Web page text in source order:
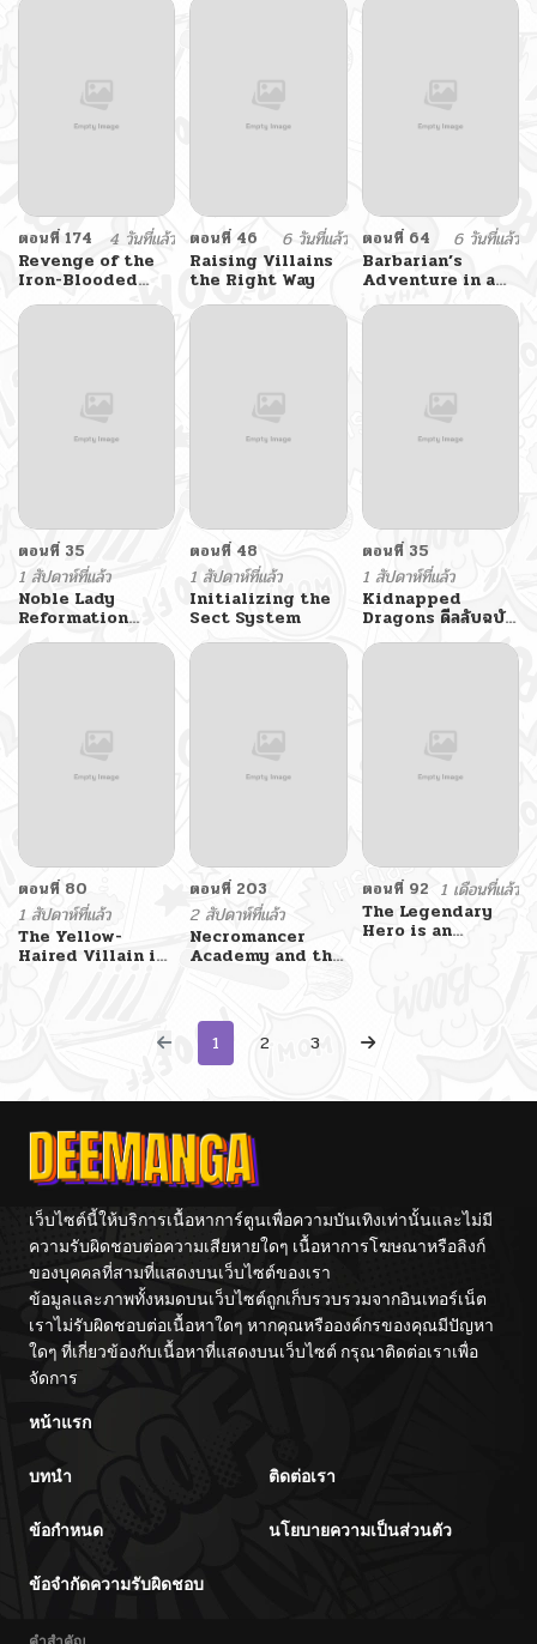
ตอนที่ 174
4 วันที่แล้ว
Revenge of the
Iron-Blooded
Sword Hound
ตอนที่ 46
6 วันที่แล้ว
Raising Villains
the Right Way
ตอนที่ 64
6 วันที่แล้ว
Barbarian’s
Adventure in a
Fantasy World
ราชาคนเถื่อนตะลุย
ตอนที่ 35
1 สัปดาห์ที่แล้ว
Noble Lady
Reformation
Guide
ตอนที่ 48
1 สัปดาห์ที่แล้ว
Initializing the
Sect System
ตอนที่ 35
1 สัปดาห์ที่แล้ว
Kidnapped
Dragons ดีลลับฉบับ
ลักพาตัวมังกร
ตอนที่ 80
1 สัปดาห์ที่แล้ว
The Yellow-
Haired Villain in
Happiness วายร้าย
ตอนที่ 203
2 สัปดาห์ที่แล้ว
Necromancer
Academy and the
ตอนที่ 92 1 เดือนที่แล้ว
The Legendary
Hero is an
1 2 3
เว็บไซต์นี้ให้บริการเนื้อหาการ์ตูนเพื่อความบันเทิงเท่านั้นและไม่มี
ความรับผิดชอบต่อความเสียหายใดๆ เนื้อหาการโฆษณาหรือลิงก์
ของบุคคลที่สามที่แสดงบนเว็บไซต์ของเรา
ข้อมูลและภาพทั้งหมดบนเว็บไซต์ถูกเก็บรวบรวมจากอินเทอร์เน็ต
เราไม่รับผิดชอบต่อเนื้อหาใดๆ หากคุณหรือองค์กรของคุณมีปัญหา
ใดๆ ที่เกี่ยวข้องกับเนื้อหาที่แสดงบนเว็บไซต์ กรุณาติดต่อเราเพื่อ
จัดการ
หน้าแรก
บทนำ ติดต่อเรา
ข้อกำหนด นโยบายความเป็นส่วนตัว
ข้อจำกัดความรับผิดชอบ